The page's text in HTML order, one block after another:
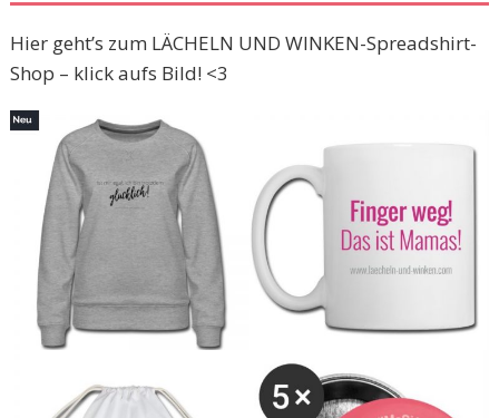
Hier geht’s zum LÄCHELN UND WINKEN-Spreadshirt-
Shop – klick aufs Bild! <3